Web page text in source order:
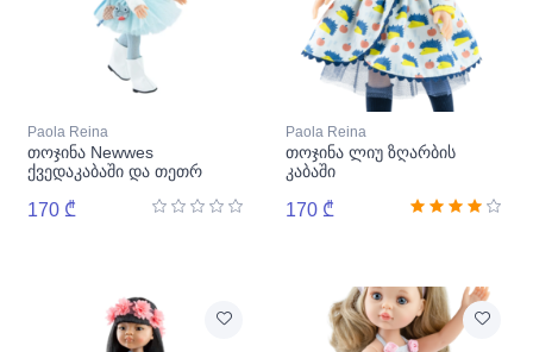
Paola Reina
თოჯინა Newwes
ქვედაკაბაში და თეთრ
170 ₾
Paola Reina
თოჯინა ლიუ ზღარბის
კაბაში
170 ₾